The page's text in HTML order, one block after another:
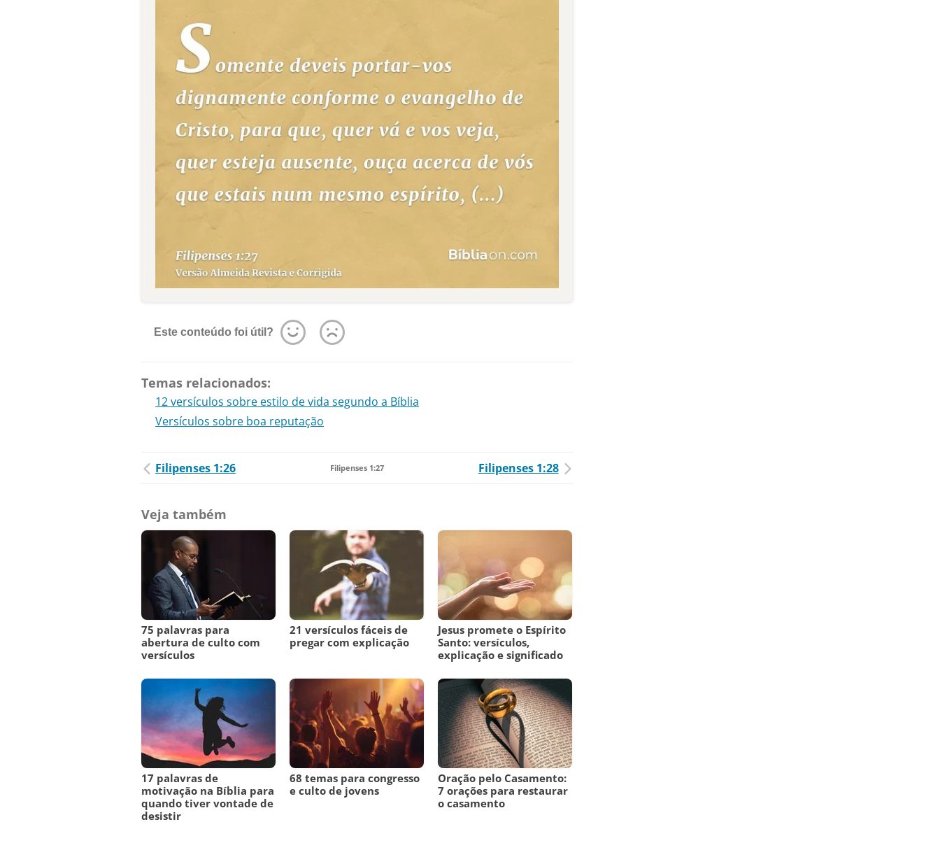
Este conteúdo foi útil?
Temas relacionados:
12 versículos sobre estilo de vida segundo a Bíblia
Versículos sobre boa reputação
Filipenses 1:26 Filipenses 1:27 Filipenses 1:28
Veja também
75 palavras para
abertura de culto com
versículos
21 versículos fáceis de
pregar com explicação
Jesus promete o Espírito
Santo: versículos,
explicação e significado
17 palavras de
motivação na Bíblia para
quando tiver vontade de
desistir
68 temas para congresso
e culto de jovens
Oração pelo Casamento:
7 orações para restaurar
o casamento